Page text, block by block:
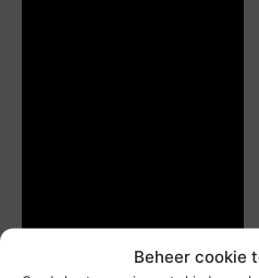
Beheer cookie